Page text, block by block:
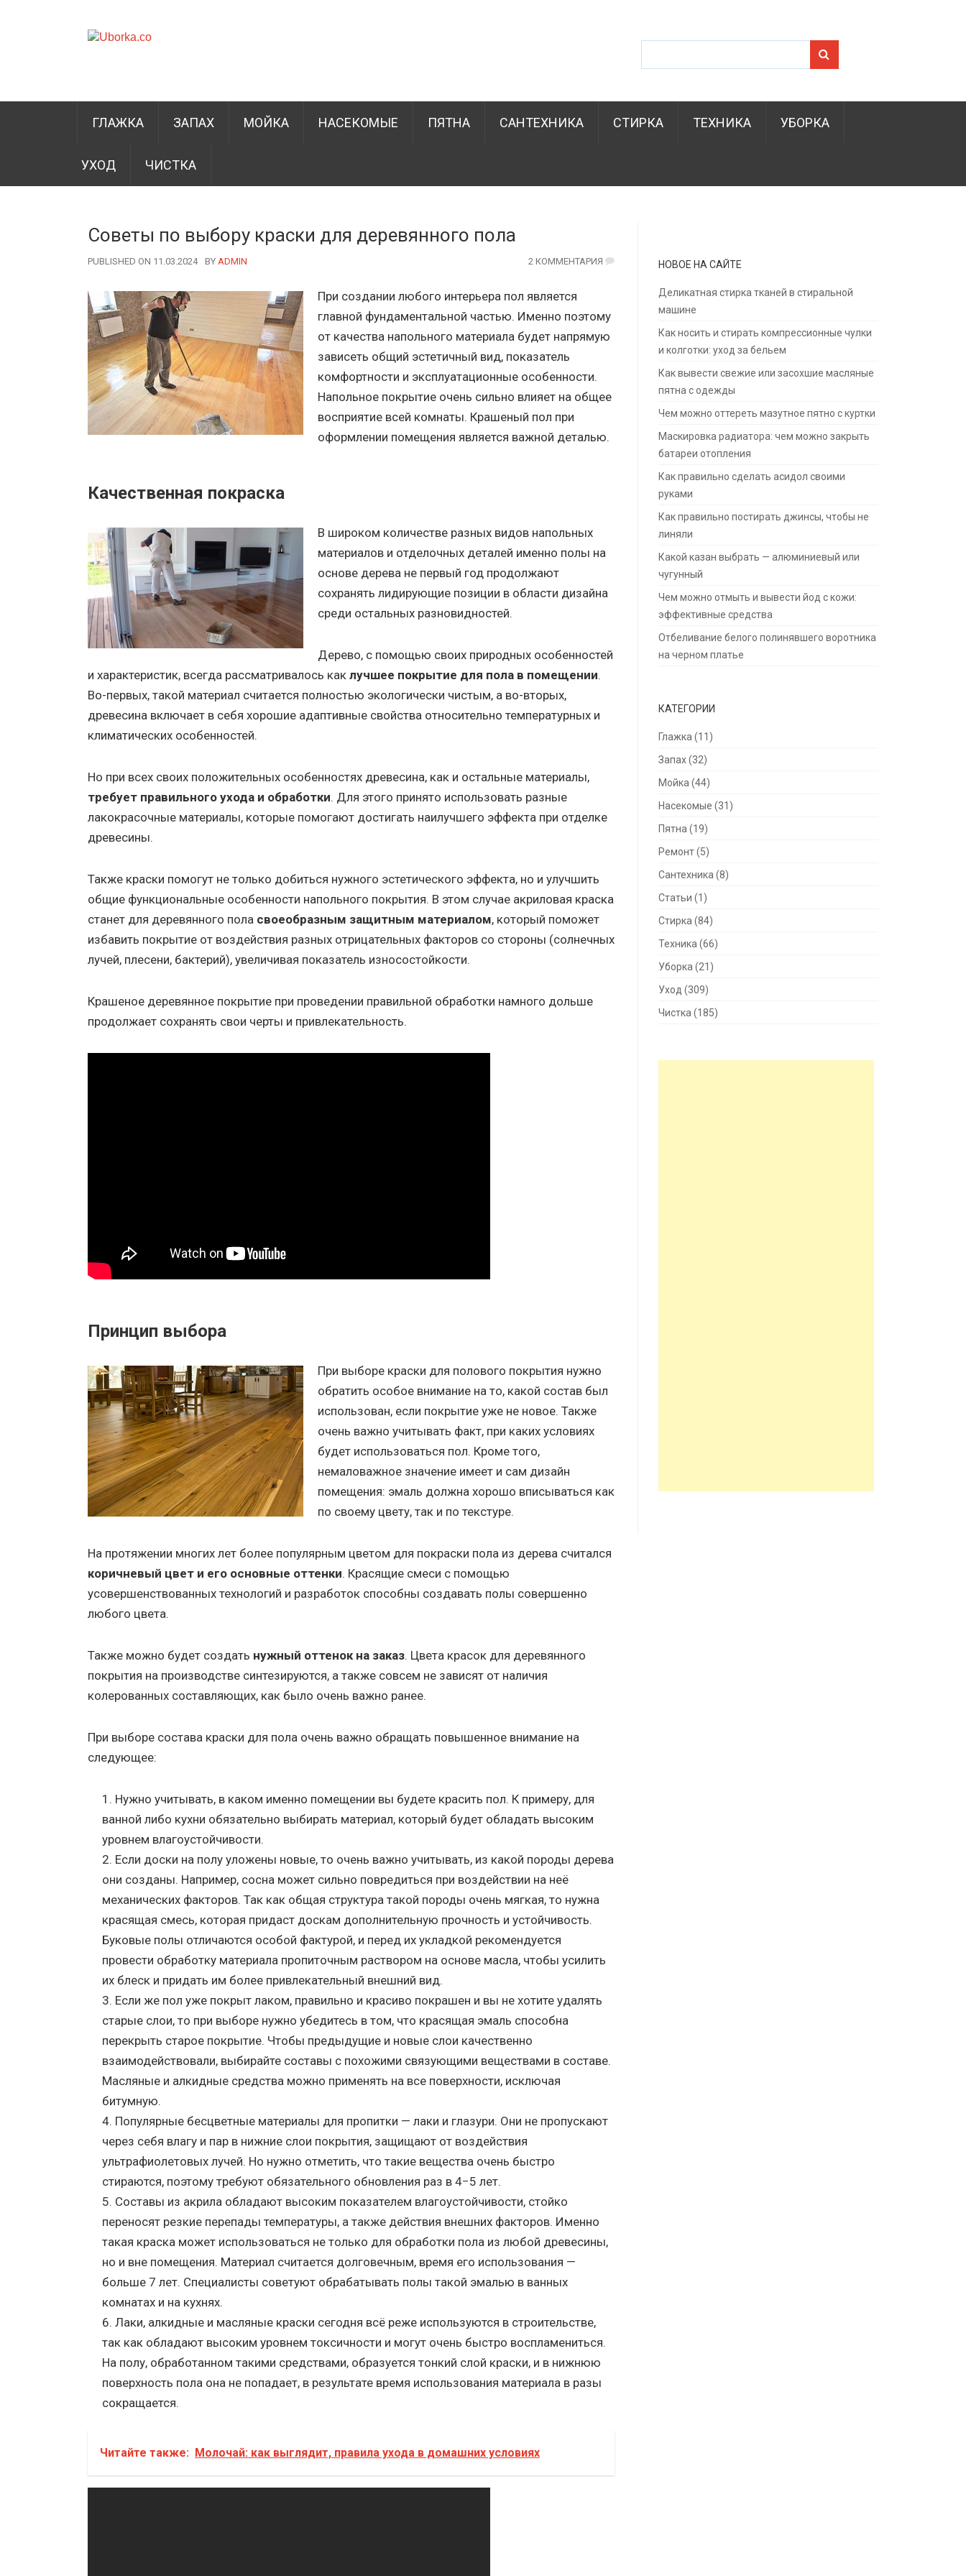
ГЛАЖКА ЗАПАХ МОЙКА НАСЕКОМЫЕ ПЯТНА САНТЕХНИКА СТИРКА ТЕХНИКА УБОРКА
УХОД ЧИСТКА
Советы по выбору краски для деревянного пола
PUBLISHED ON 11.03.2024 BY AUTHOR
ADMIN 2 КОММЕНТАРИЯ
При создании любого интерьера пол является
главной фундаментальной частью. Именно поэтому
от качества напольного материала будет напрямую
зависеть общий эстетичный вид, показатель
комфортности и эксплуатационные особенности.
Напольное покрытие очень сильно влияет на общее
восприятие всей комнаты. Крашеный пол при
оформлении помещения является важной деталью.
Качественная покраска
В широком количестве разных видов напольных
материалов и отделочных деталей именно полы на
основе дерева не первый год продолжают
сохранять лидирующие позиции в области дизайна
среди остальных разновидностей.
Дерево, с помощью своих природных особенностей
и характеристик, всегда рассматривалось как лучшее покрытие для пола в помещении.
Во-первых, такой материал считается полностью экологически чистым, а во-вторых,
древесина включает в себя хорошие адаптивные свойства относительно температурных и
климатических особенностей.
Но при всех своих положительных особенностях древесина, как и остальные материалы,
требует правильного ухода и обработки. Для этого принято использовать разные
лакокрасочные материалы, которые помогают достигать наилучшего эффекта при отделке
древесины.
Также краски помогут не только добиться нужного эстетического эффекта, но и улучшить
общие функциональные особенности напольного покрытия. В этом случае акриловая краска
станет для деревянного пола своеобразным защитным материалом, который поможет
избавить покрытие от воздействия разных отрицательных факторов со стороны (солнечных
лучей, плесени, бактерий), увеличивая показатель износостойкости.
Крашеное деревянное покрытие при проведении правильной обработки намного дольше
продолжает сохранять свои черты и привлекательность.
Принцип выбора
При выборе краски для полового покрытия нужно
обратить особое внимание на то, какой состав был
использован, если покрытие уже не новое. Также
очень важно учитывать факт, при каких условиях
будет использоваться пол. Кроме того,
немаловажное значение имеет и сам дизайн
помещения: эмаль должна хорошо вписываться как
по своему цвету, так и по текстуре.
На протяжении многих лет более популярным цветом для покраски пола из дерева считался
коричневый цвет и его основные оттенки. Красящие смеси с помощью
усовершенствованных технологий и разработок способны создавать полы совершенно
любого цвета.
Также можно будет создать нужный оттенок на заказ. Цвета красок для деревянного
покрытия на производстве синтезируются, а также совсем не зависят от наличия
колерованных составляющих, как было очень важно ранее.
При выборе состава краски для пола очень важно обращать повышенное внимание на
следующее:
Нужно учитывать, в каком именно помещении вы будете красить пол. К примеру, для
ванной либо кухни обязательно выбирать материал, который будет обладать высоким
уровнем влагоустойчивости.
Если доски на полу уложены новые, то очень важно учитывать, из какой породы дерева
они созданы. Например, сосна может сильно повредиться при воздействии на неё
механических факторов. Так как общая структура такой породы очень мягкая, то нужна
красящая смесь, которая придаст доскам дополнительную прочность и устойчивость.
Буковые полы отличаются особой фактурой, и перед их укладкой рекомендуется
провести обработку материала пропиточным раствором на основе масла, чтобы усилить
их блеск и придать им более привлекательный внешний вид.
Если же пол уже покрыт лаком, правильно и красиво покрашен и вы не хотите удалять
старые слои, то при выборе нужно убедитесь в том, что красящая эмаль способна
перекрыть старое покрытие. Чтобы предыдущие и новые слои качественно
взаимодействовали, выбирайте составы с похожими связующими веществами в составе.
Масляные и алкидные средства можно применять на все поверхности, исключая
битумную.
Популярные бесцветные материалы для пропитки — лаки и глазури. Они не пропускают
через себя влагу и пар в нижние слои покрытия, защищают от воздействия
ультрафиолетовых лучей. Но нужно отметить, что такие вещества очень быстро
стираются, поэтому требуют обязательного обновления раз в 4−5 лет.
Составы из акрила обладают высоким показателем влагоустойчивости, стойко
переносят резкие перепады температуры, а также действия внешних факторов. Именно
такая краска может использоваться не только для обработки пола из любой древесины,
но и вне помещения. Материал считается долговечным, время его использования —
больше 7 лет. Специалисты советуют обрабатывать полы такой эмалью в ванных
комнатах и на кухнях.
Лаки, алкидные и масляные краски сегодня всё реже используются в строительстве,
так как обладают высоким уровнем токсичности и могут очень быстро воспламениться.
На полу, обработанном такими средствами, образуется тонкий слой краски, и в нижнюю
поверхность пола она не попадает, в результате время использования материала в разы
сокращается.
Читайте также: Молочай: как выглядит, правила ухода в домашних условиях
НОВОЕ НА САЙТЕ
Деликатная стирка тканей в стиральной
машине
Как носить и стирать компрессионные чулки
и колготки: уход за бельем
Как вывести свежие или засохшие масляные
пятна с одежды
Чем можно оттереть мазутное пятно с куртки
Маскировка радиатора: чем можно закрыть
батареи отопления
Как правильно сделать асидол своими
руками
Как правильно постирать джинсы, чтобы не
линяли
Какой казан выбрать — алюминиевый или
чугунный
Чем можно отмыть и вывести йод с кожи:
эффективные средства
Отбеливание белого полинявшего воротника
на черном платье
КАТЕГОРИИ
Глажка (11)
Запах(32)
Мойка (44)
Насекомые (31)
Пятна (19)
Ремонт(5)
Сантехника (8)
Статьи (1)
Стирка (84)
Техника (66)
Уборка (21)
Уход (309)
Чистка (185)